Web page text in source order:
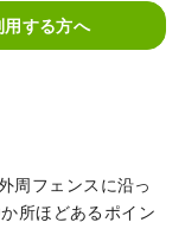
する方へ
周フェンスに沿っ
所ほどあるポイン